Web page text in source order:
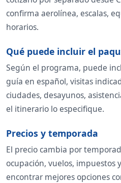
confirma aerolínea, escalas,
horarios.
Qué puede incluir el
Según el programa, puede
guía en español, visitas
ciudades, desayunos,
el itinerario lo especifique.
Precios y temporada
El precio cambia por
ocupación, vuelos, impuestos
encontrar mejores opciones